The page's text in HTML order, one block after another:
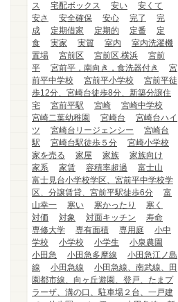
ス
宅配ボックス 安い
安くて
安さ
安全確保 安心 完了
完
成
定期借家 定期的 定番
定
食
実家 実質 室内
室内洗濯機
置場
宮前区 宮前区.横浜
宮前
平
宮前平，南向き，食洗器付き
宮
前平中学校
宮前平小学校
宮前平徒
歩12分、宮崎台徒歩8分、新築分譲住
宅
宮前平駅 宮崎
宮崎中学校
宮崎二葉幼稚園
宮崎台
宮崎台ハイ
ツ
宮崎台リージェンシー
宮崎台
駅
宮崎台駅徒歩５分
宮崎小学校
家を売る
家屋 家族
家族向け
家系
家賃 容積率超過
富士山
富士見台小学校学区、宮前平中学校学
区、分譲賃貸、宮前平駅徒歩6分
富
山幸一
寒い 寒かったり
寒く
対価
対象 対面キッチン
寿命
専修大学
専有面積 専用庭
小中
学校
小学校 小学生
小泉農園
小田急
小田急多摩線
小田急江ノ島
線
小田急線
小田急線、南武線、田
園都市線、向ヶ丘遊園、登戸、たまプ
ラーザ、溝の口、駐車場２台、一戸建